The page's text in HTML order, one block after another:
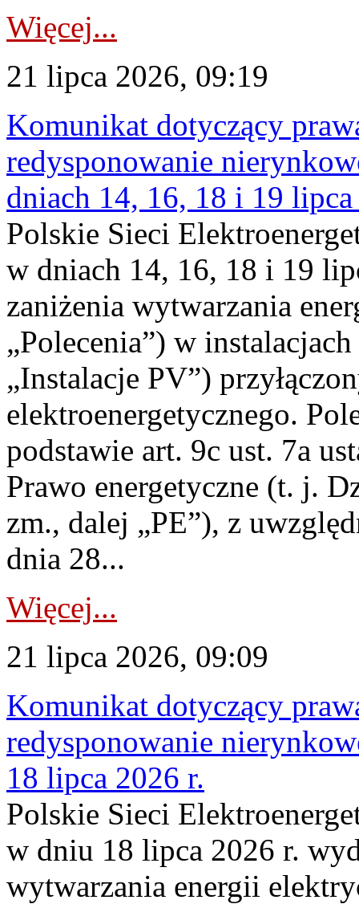
Więcej...
21 lipca 2026, 09:19
Komunikat dotyczący
redysponowanie
dniach 14, 16, 18 i 19
Polskie Sieci
w dniach 14, 16, 18 i 19
zaniżenia wytwarzania
„Polecenia”) w
„Instalacje PV”)
elektroenergetycznego.
podstawie art. 9c ust. 7a
Prawo energetyczne (t. j.
zm., dalej „PE”), z
dnia 28...
Więcej...
21 lipca 2026, 09:09
Komunikat dotyczący
redysponowanie
18 lipca 2026 r.
Polskie Sieci
w dniu 18 lipca 2026 r.
wytwarzania energii